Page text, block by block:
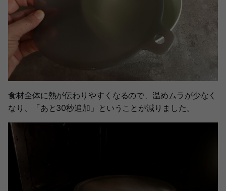
食材全体に熱が伝わりやすくなるので、温めムラが少なく
なり、「あと30秒追加」ということが減りました。